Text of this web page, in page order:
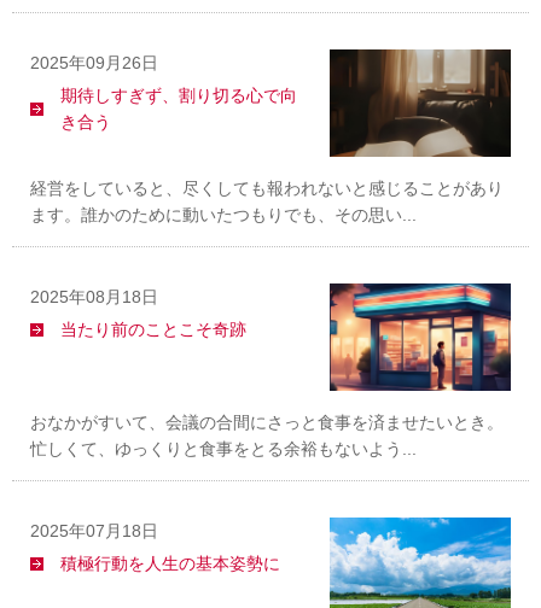
2025年09月26日
期待しすぎず、割り切る心で向
き合う
経営をしていると、尽くしても報われないと感じることがあり
ます。誰かのために動いたつもりでも、その思い...
2025年08月18日
当たり前のことこそ奇跡
おなかがすいて、会議の合間にさっと食事を済ませたいとき。
忙しくて、ゆっくりと食事をとる余裕もないよう...
2025年07月18日
積極行動を人生の基本姿勢に